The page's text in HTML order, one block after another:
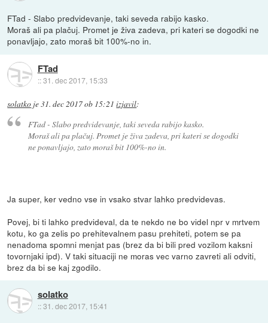
FTad - Slabo predvidevanje, taki seveda rabijo kasko.
Moraš ali pa plačuj. Promet je živa zadeva, pri kateri se dogodki ne
ponavljajo, zato moraš bit 100%-no in.
FTad
::31. dec 2017, 15:33
solatko je31. dec 2017 ob 15:21 izjavil:
FTad - Slabo predvidevanje, taki seveda rabijo kasko.
Moraš ali pa plačuj. Promet je živa zadeva, pri kateri se dogodki
ne ponavljajo, zato moraš bit 100%-no in.
Ja super, ker vedno vse in vsako stvar lahko predvidevas.
Povej, bi ti lahko predvideval, da te nekdo ne bo videl npr v mrtvem
kotu, ko ga zelis po prehitevalnem pasu prehiteti, potem se pa
nenadoma spomni menjat pas (brez da bi bili pred vozilom kaksni
tovornjaki ipd). V taki situaciji ne moras vec varno zavreti ali odviti,
brez da bi se kaj zgodilo.
solatko
::31. dec 2017, 15:41